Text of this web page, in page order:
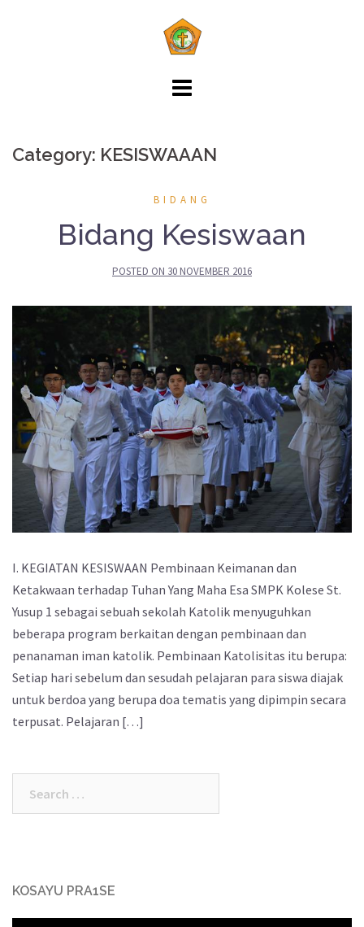
Category: KESISWAAAN
BIDANG
Bidang Kesiswaan
POSTED ON 30 NOVEMBER 2016
I. KEGIATAN KESISWAAN Pembinaan Keimanan dan
Ketakwaan terhadap Tuhan Yang Maha Esa SMPK Kolese St.
Yusup 1 sebagai sebuah sekolah Katolik menyuguhkan
beberapa program berkaitan dengan pembinaan dan
penanaman iman katolik. Pembinaan Katolisitas itu berupa:
Setiap hari sebelum dan sesudah pelajaran para siswa diajak
untuk berdoa yang berupa doa tematis yang dipimpin secara
terpusat. Pelajaran […]
KOSAYU PRA1SE